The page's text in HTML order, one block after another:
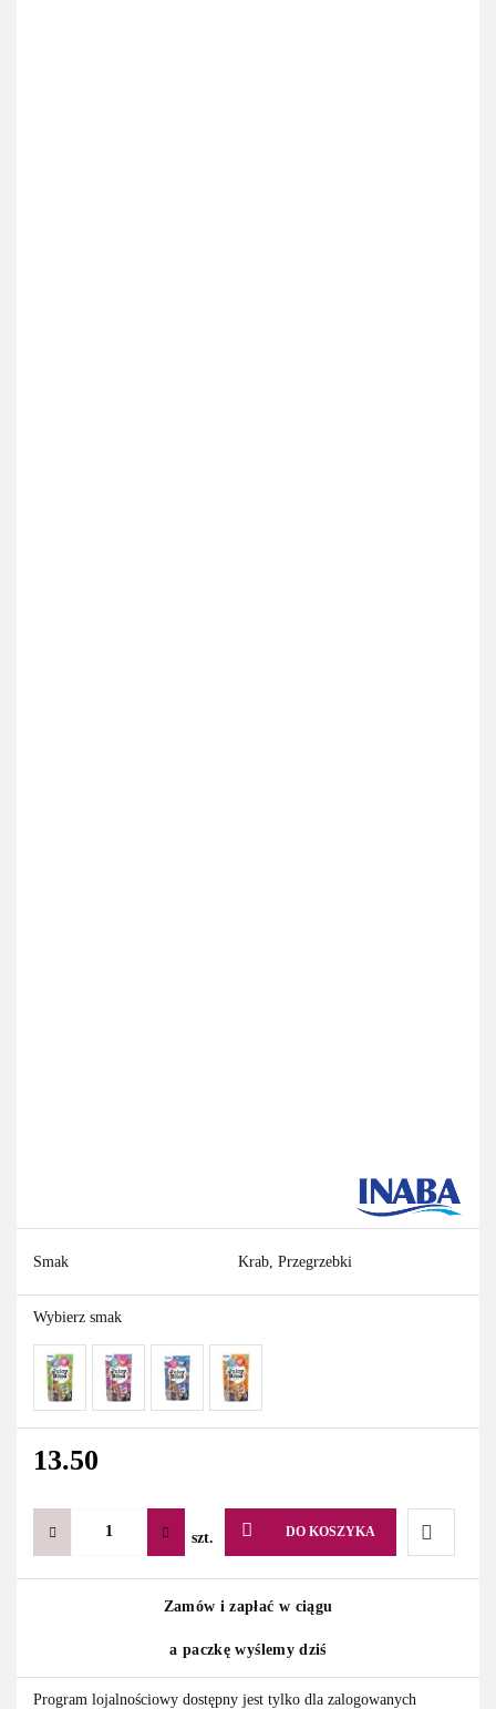
Smak Krab, Przegrzebki
Wybierz smak
13.50
szt. DO KOSZYKA
Do
Zamów i zapłać w ciągu
a paczkę wyślemy dziś
Program lojalnościowy dostępny jest tylko dla zalogowanych